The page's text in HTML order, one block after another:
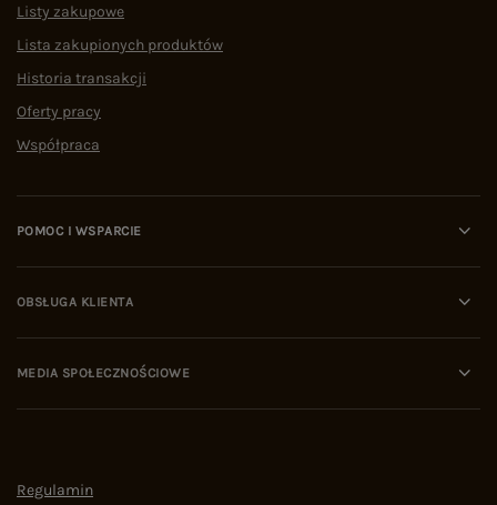
Listy zakupowe
Lista zakupionych produktów
Historia transakcji
Oferty pracy
Współpraca
POMOC I WSPARCIE
OBSŁUGA KLIENTA
MEDIA SPOŁECZNOŚCIOWE
Regulamin